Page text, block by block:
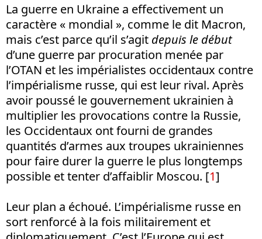
La guerre en Ukraine a effectivement un
caractère « mondial », comme le dit Macron,
mais c’est parce qu’il s’agit depuis le début
d’une guerre par procuration menée par
l’OTAN et les impérialistes occidentaux contre
l’impérialisme russe, qui est leur rival. Après
avoir poussé le gouvernement ukrainien à
multiplier les provocations contre la Russie,
les Occidentaux ont fourni de grandes
quantités d’armes aux troupes ukrainiennes
pour faire durer la guerre le plus longtemps
possible et tenter d’affaiblir Moscou. [1]
Leur plan a échoué. L’impérialisme russe en
sort renforcé à la fois militairement et